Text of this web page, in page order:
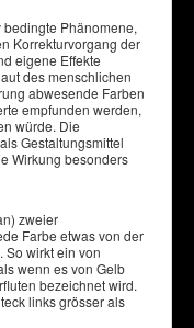
Phänomene,
Korrekturvorgang der
eigene Effekte
des menschlichen
abwesende Farben
empfunden werden,
würde. Die
Gestaltungsmittel
Wirkung besonders
zweier
Farbe etwas von der
So wirkt ein von
wenn es von Gelb
bezeichnet wird.
links grösser als